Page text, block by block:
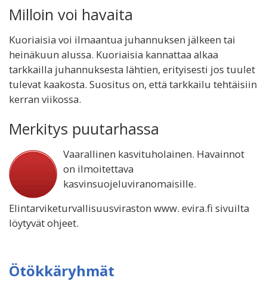
Milloin voi havaita
Kuoriaisia voi ilmaantua juhannuksen jälkeen tai
heinäkuun alussa. Kuoriaisia kannattaa alkaa
tarkkailla juhannuksesta lähtien, erityisesti jos tuulet
tulevat kaakosta. Suositus on, että tarkkailu tehtäisiin
kerran viikossa.
Merkitys puutarhassa
Vaarallinen kasvituholainen. Havainnot
on ilmoitettava
kasvinsuojeluviranomaisille.
Elintarviketurvallisuusviraston www. evira.fi sivuilta
löytyvät ohjeet.
Ötökkäryhmät